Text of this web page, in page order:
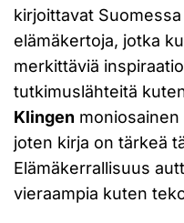
kirjoittavat
elämäkertoja, jotka
merkittäviä
tutkimuslähteitä
Klingen
joten kirja on tärkeä
Elämäkerrallisuus
vieraampia kuten